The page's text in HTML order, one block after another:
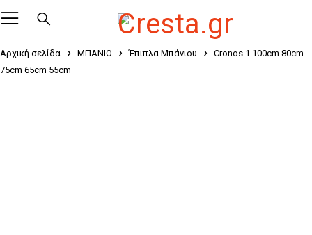
Αρχική σελίδα ΜΠΑΝΙΟ Έπιπλα Μπάνιου
Cronos 1 100cm 80cm
75cm 65cm 55cm